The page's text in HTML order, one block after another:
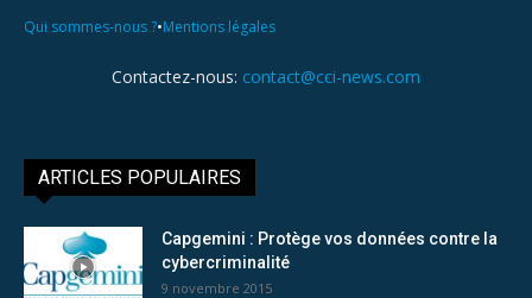
Qui sommes-nous ?•Mentions légales
Contactez-nous: contact@cci-news.com
ARTICLES POPULAIRES
Capgemini : Protège vos données contre la
cybercriminalité
9 novembre 2015